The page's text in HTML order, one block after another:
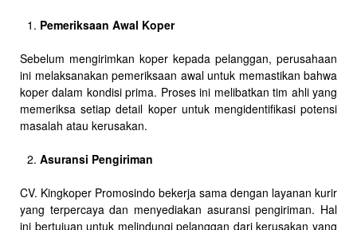
Pemeriksaan Awal Koper
Sebelum mengirimkan koper kepada pelanggan, perusahaan
ini melaksanakan pemeriksaan awal untuk memastikan bahwa
koper dalam kondisi prima. Proses ini melibatkan tim ahli yang
memeriksa setiap detail koper untuk mengidentifikasi potensi
masalah atau kerusakan.
Asuransi Pengiriman
CV. Kingkoper Promosindo bekerja sama dengan layanan kurir
yang terpercaya dan menyediakan asuransi pengiriman. Hal
ini bertujuan untuk melindungi pelanggan dari kerusakan yang